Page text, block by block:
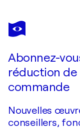
FREDI GERTSCH
Partytime
Abonnez-
réduction de
commande
Nouvelles
conseillers,